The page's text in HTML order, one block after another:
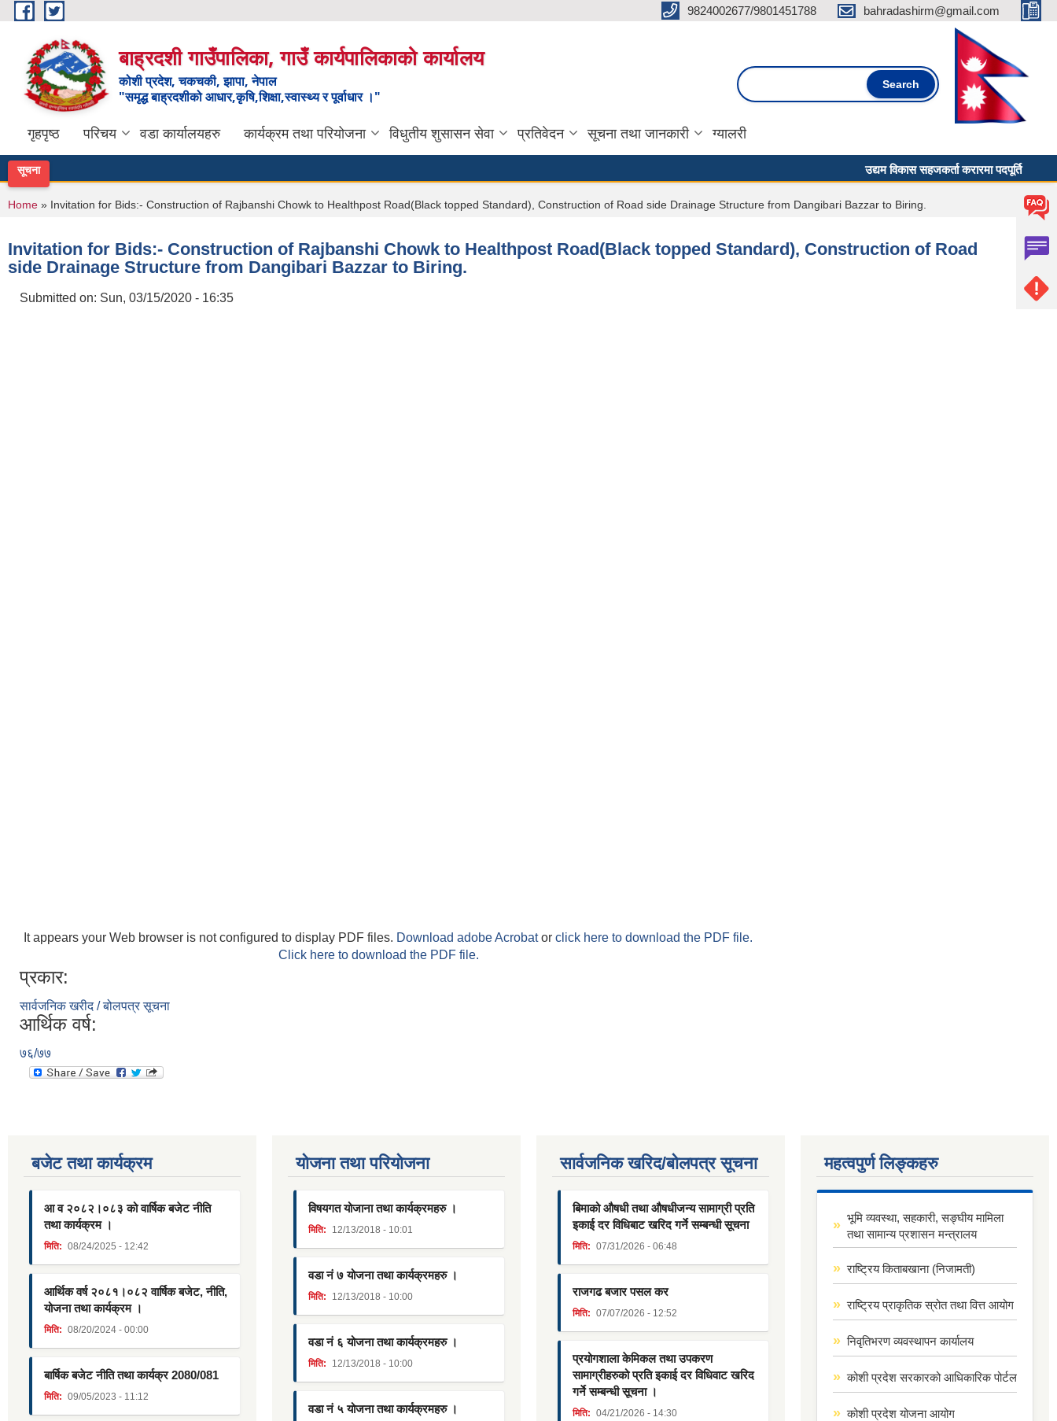
Skip to main content 9824002677/9801451788 bahradashirm@gmail.com
बाह्रदशी गाउँपालिका, गाउँ कार्यपालिकाको कार्यालय
कोशी प्रदेश, चकचकी, झापा, नेपाल
"समृद्ध बाह्रदशीको आधार,कृषि,शिक्षा,स्वास्थ्य र पूर्वाधार ।"
Search form
गृहपृष्ठ परिचय वडा कार्यालयहरु कार्यक्रम तथा परियोजना विधुतीय शुसासन सेवा प्रतिवेदन सूचना तथा जानकारी ग्यालरी
सूचना उद्यम विकास सहजकर्ता करारमा पदपूर्ति गर्ने सम्बन्धी
You are here
Home » Invitation for Bids:- Construction of Rajbanshi Chowk to Healthpost Road(Black topped Standard), Construction of Road side Drainage Structure from Dangibari Bazzar to Biring.
Invitation for Bids:- Construction of Rajbanshi Chowk to Healthpost Road(Black topped Standard), Construction of Road
side Drainage Structure from Dangibari Bazzar to Biring.
Submitted on: Sun, 03/15/2020 - 16:35
It appears your Web browser is not configured to display PDF files. Download adobe Acrobator click here to download the PDF file.
Click here to download the PDF file.
प्रकार:
सार्वजनिक खरीद / बोलपत्र सूचना
आर्थिक वर्ष:
७६/७७
बजेट तथा कार्यक्रम
आ व २०८२।०८३ को वार्षिक बजेट नीति
तथा कार्यक्रम ।
मिति: 08/24/2025 - 12:42
आर्थिक वर्ष २०८१।०८२ वार्षिक बजेट, नीति,
योजना तथा कार्यक्रम ।
मिति: 08/20/2024 - 00:00
बार्षिक बजेट नीति तथा कार्यक्र 2080/081
मिति: 09/05/2023 - 11:12
याेजना तथा परियाेजना
विषयगत योजाना तथा कार्यक्रमहरु ।
मिति: 12/13/2018 - 10:01
वडा नं ७ योजना तथा कार्यक्रमहरु ।
मिति: 12/13/2018 - 10:00
वडा नं ६ योजना तथा कार्यक्रमहरु ।
मिति: 12/13/2018 - 10:00
वडा नं ५ योजना तथा कार्यक्रमहरु ।
सार्वजनिक खरिद/बोलपत्र सूचना
बिमाको औषधी तथा औषधीजन्य सामाग्री प्रति
इकाई दर विधिबाट खरिद गर्ने सम्बन्धी सूचना
मिति: 07/31/2026 - 06:48
राजगढ बजार पसल कर
मिति: 07/07/2026 - 12:52
प्रयोगशाला केमिकल तथा उपकरण
सामाग्रीहरुको प्रति इकाई दर विधिवाट खरिद
गर्ने सम्बन्धी सूचना ।
मिति: 04/21/2026 - 14:30
महत्वपुर्ण लिङ्कहरु
भूमि व्यवस्था, सहकारी, सङ्घीय मामिला
तथा सामान्य प्रशासन मन्त्रालय
राष्ट्रिय किताबखाना (निजामती)
राष्ट्रिय प्राकृतिक स्रोत तथा वित्त आयोग
निवृतिभरण व्यवस्थापन कार्यालय
कोशी प्रदेश सरकारको आधिकारिक पोर्टल
कोशी प्रदेश योजना आयोग